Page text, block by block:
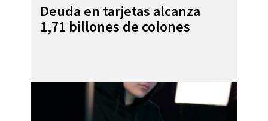
Deuda en tarjetas alcanza
1,71 billones de colones